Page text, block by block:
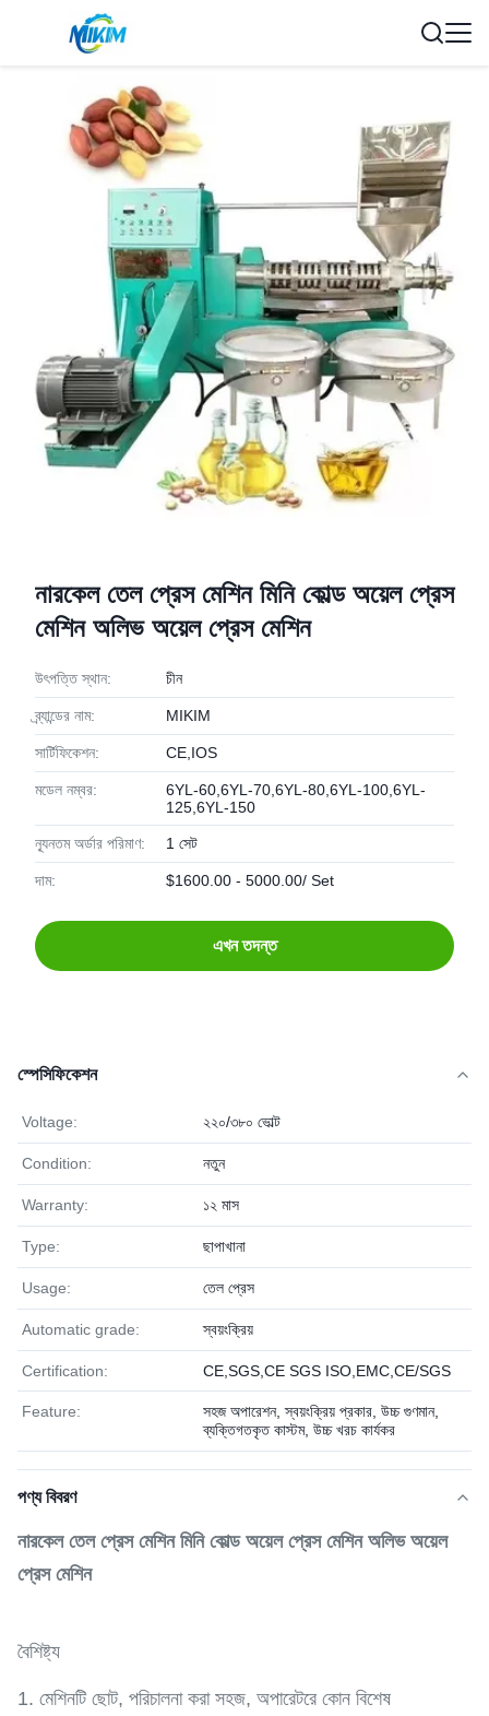
নারকেল তেল প্রেস মেশিন মিনি কোল্ড অয়েল প্রেস
মেশিন অলিভ অয়েল প্রেস মেশিন
উৎপত্তি স্থান: চীন
ব্র্যান্ডের নাম: MIKIM
সার্টিফিকেশন: CE,IOS
মডেল নম্বর:
6YL-60,6YL-70,6YL-80,6YL-100,6YL-
125,6YL-150
ন্যূনতম অর্ডার পরিমাণ: 1 সেট
দাম: $1600.00 - 5000.00/ Set
এখন তদন্ত
স্পেসিফিকেশন
Voltage: ২২০/৩৮০ ভোল্ট
Condition: নতুন
Warranty: ১২ মাস
Type: ছাপাখানা
Usage: তেল প্রেস
Automatic grade: স্বয়ংক্রিয়
Certification: CE,SGS,CE SGS ISO,EMC,CE/SGS
Feature:
সহজ অপারেশন, স্বয়ংক্রিয় প্রকার, উচ্চ গুণমান,
ব্যক্তিগতকৃত কাস্টম, উচ্চ খরচ কার্যকর
পণ্য বিবরণ
নারকেল তেল প্রেস মেশিন মিনি কোল্ড অয়েল প্রেস মেশিন অলিভ অয়েল
প্রেস মেশিন
বৈশিষ্ট্য
1. মেশিনটি ছোট, পরিচালনা করা সহজ, অপারেটরে কোন বিশেষ